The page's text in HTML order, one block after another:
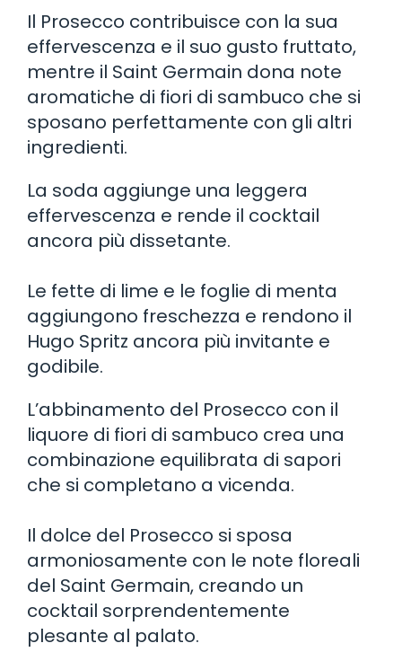
Il Prosecco contribuisce con la sua
effervescenza e il suo gusto fruttato,
mentre il Saint Germain dona note
aromatiche di fiori di sambuco che si
sposano perfettamente con gli altri
ingredienti.
La soda aggiunge una leggera
effervescenza e rende il cocktail
ancora più dissetante.
Le fette di lime e le foglie di menta
aggiungono freschezza e rendono il
Hugo Spritz ancora più invitante e
godibile.
L’abbinamento del Prosecco con il
liquore di fiori di sambuco crea una
combinazione equilibrata di sapori
che si completano a vicenda.
Il dolce del Prosecco si sposa
armoniosamente con le note floreali
del Saint Germain, creando un
cocktail sorprendentemente
plesante al palato.